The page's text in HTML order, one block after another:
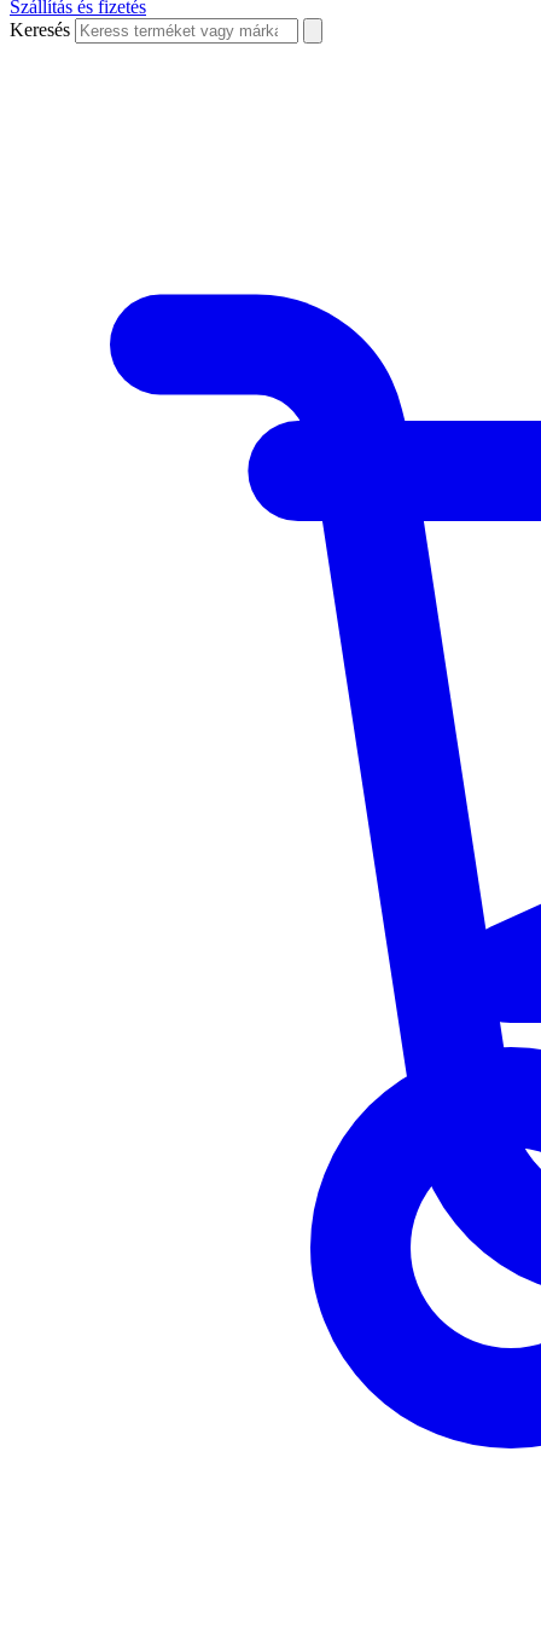
Szállítás és fizetés
Keresés